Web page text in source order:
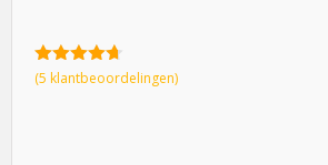
4.60van
(5 klantbeoordelingen)